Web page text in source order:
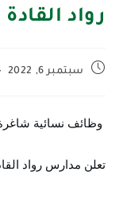
رواد
سبتمبر 6, 2022
وظائف نسائية
تعلن مدارس رواد